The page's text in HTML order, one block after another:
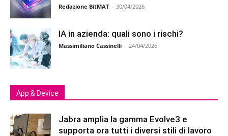
Redazione BitMAT - 30/04/2026
IA in azienda: quali sono i rischi?
Massimiliano Cassinelli - 24/04/2026
App & Device
Jabra amplia la gamma Evolve3 e
supporta ora tutti i diversi stili di lavoro